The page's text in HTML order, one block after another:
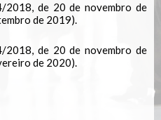
de 20 de novembro de
de 2019).
de 20 de novembro de
de 2020).